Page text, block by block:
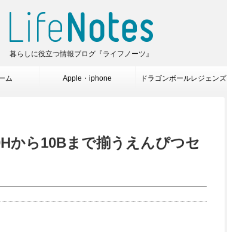
暮らしに役立つ情報ブログ『ライフノーツ』
ム Apple・iphone ドラゴンボールレジェンズ
から10Bまで揃うえんぴつセ